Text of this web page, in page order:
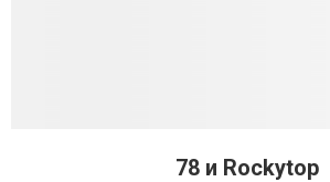
78 и Rockytop